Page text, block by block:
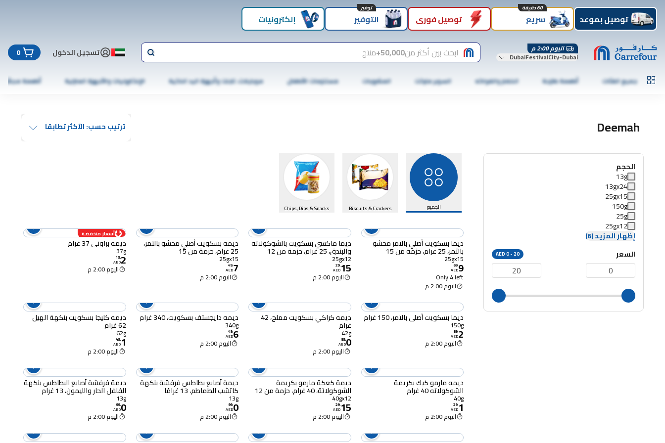
توصيل بموعد سريع
60 دقيقة
توصيل فوري التوفير
توفير
إلكترونيات
اليوم 2:00 م
DubaiFestivalCity-Dubai ابحث بين أكثر من50,000+ منتج تسجيل الدخول 0
جميع الفئات أطعمة طازجة الخضار والفواكه السوبر ماركت المشروبات مستلزمات الأطفال موبايلات، تابلت وأجهزة اليد الذكية الإلكترونيات والأجهزة المنزلية أطعمة مجمّدة
Deemah ترتيب حسب: الآكثر تطابقا
الحجم
13g
13gx24
25gx15
150g
25g
25gx12
إظهار المزيد (6)
السعر
AED 0 - 20
الجميع Biscuits & Crackers
Chips, Dips & Snacks
ديما بسكويت أصلي بالتمر محشو
بالتمر، 25 غرام، حزمة من 15
25gx15
9
.
69
AED
Only 4 left
اليوم 2:00 م
ديما ماكسي بسكويت بالشوكولاته
والبندق، 25 غرام، حزمة من 12
25gx12
15
.
29
AED
اليوم 2:00 م
ديمه بسكويت أصلي محشو بالتمر،
25 غرام، حزمة من 15
25gx15
7
.
49
AED
اليوم 2:00 م
أسعار منخفضة
ديمه براوني 37 غرام
37g
2
.
19
AED
اليوم 2:00 م
ديما بسكويت أصلي بالتمر، 150 غرام
150g
2
.
89
AED
اليوم 2:00 م
ديمه كراكي بسكويت مملح، 42
غرام
42g
0
.
89
AED
اليوم 2:00 م
ديمه دايجستف بسكويت، 340 غرام
340g
6
.
49
AED
اليوم 2:00 م
ديمه كليجا بسكويت بنكهة الهيل
62 غرام
62g
1
.
49
AED
اليوم 2:00 م
ديمه مارمو كيك بكريمة
الشوكولاته 40 غرام
40g
1
.
29
AED
اليوم 2:00 م
ديمة كعكة مارمو بكريمة
الشوكولاتة، 40 غرام، حزمة من 12
40gx12
15
.
29
AED
اليوم 2:00 م
ديمة أصابع بطاطس فرفشة بنكهة
كاتشب الطماطم، 13 غرامًا
13g
0
.
99
AED
اليوم 2:00 م
ديمة فرفشة أصابع البطاطس بنكهة
الفلفل الحار والليمون، 13 غرام
13g
0
.
99
AED
اليوم 2:00 م